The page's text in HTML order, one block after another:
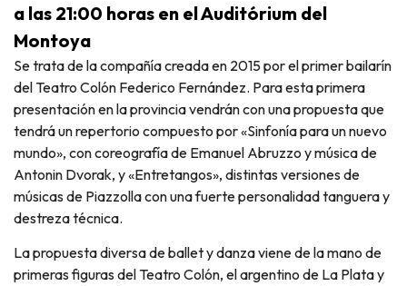
a las 21:00 horas en el Auditórium del
Montoya
Se trata de la compañía creada en 2015 por el primer bailarín
del Teatro Colón Federico Fernández. Para esta primera
presentación en la provincia vendrán con una propuesta que
tendrá un repertorio compuesto por «Sinfonía para un nuevo
mundo», con coreografía de Emanuel Abruzzo y música de
Antonin Dvorak, y «Entretangos», distintas versiones de
músicas de Piazzolla con una fuerte personalidad tanguera y
destreza técnica.
La propuesta diversa de ballet y danza viene de la mano de
primeras figuras del Teatro Colón, el argentino de La Plata y